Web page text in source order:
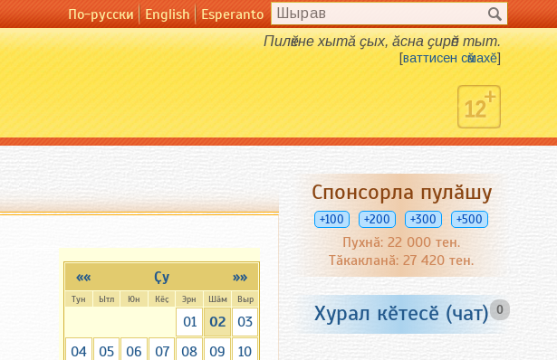
По-русски English Esperanto
Пилӗкне хытӑ ҫых, ӑсна ҫирӗп тыт.
[ваттисен сӑмахӗ]
»»
«« Ҫу
Тун Ытл Юн Кӗҫ Эрн Шӑм Выр
01 02
03
04
05 06 07 08 09
10
Спонсорла пулӑшу
+100 +200 +300 +500
Пухнӑ: 22 000 тен.
Тӑкакланӑ: 27 420 тен.
0
Хурал кӗтесӗ (чат)